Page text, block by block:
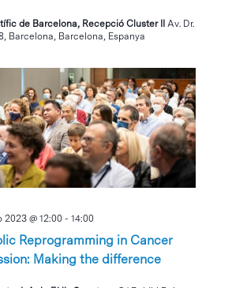
de Barcelona, Recepció Cluster IIAv. Dr.
Barcelona, Barcelona, Espanya
Reprogramming in Cancer
Making the difference
2023 @ 12:00 -14:00